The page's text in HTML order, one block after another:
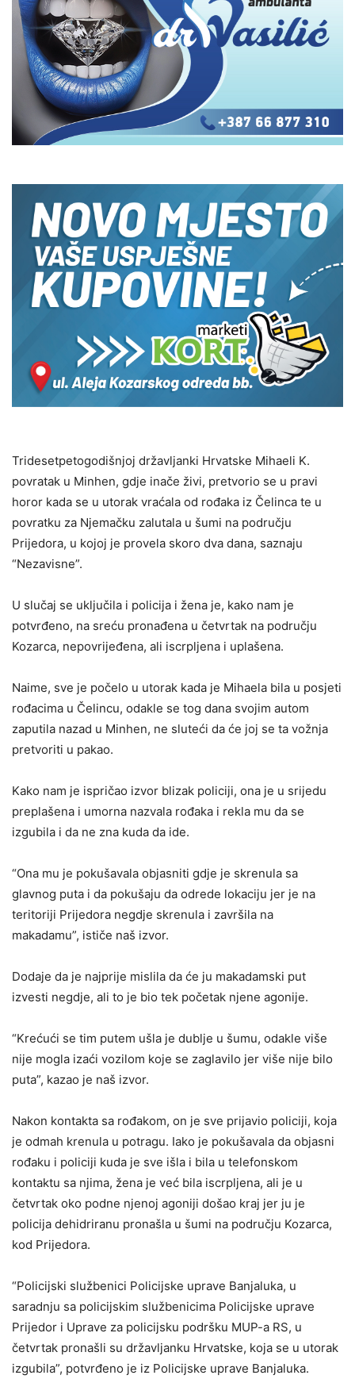
Tridesetpetogodišnjoj državljanki Hrvatske Mihaeli K.
povratak u Minhen, gdje inače živi, pretvorio se u pravi
horor kada se u utorak vraćala od rođaka iz Čelinca te u
povratku za Njemačku zalutala u šumi na području
Prijedora, u kojoj je provela skoro dva dana, saznaju
“Nezavisne”.
U slučaj se uključila i policija i žena je, kako nam je
potvrđeno, na sreću pronađena u četvrtak na području
Kozarca, nepovrijeđena, ali iscrpljena i uplašena.
Naime, sve je počelo u utorak kada je Mihaela bila u posjeti
rođacima u Čelincu, odakle se tog dana svojim autom
zaputila nazad u Minhen, ne sluteći da će joj se ta vožnja
pretvoriti u pakao.
Kako nam je ispričao izvor blizak policiji, ona je u srijedu
preplašena i umorna nazvala rođaka i rekla mu da se
izgubila i da ne zna kuda da ide.
“Ona mu je pokušavala objasniti gdje je skrenula sa
glavnog puta i da pokušaju da odrede lokaciju jer je na
teritoriji Prijedora negdje skrenula i završila na
makadamu”, ističe naš izvor.
Dodaje da je najprije mislila da će ju makadamski put
izvesti negdje, ali to je bio tek početak njene agonije.
“Krećući se tim putem ušla je dublje u šumu, odakle više
nije mogla izaći vozilom koje se zaglavilo jer više nije bilo
puta”, kazao je naš izvor.
Nakon kontakta sa rođakom, on je sve prijavio policiji, koja
je odmah krenula u potragu. Iako je pokušavala da objasni
rođaku i policiji kuda je sve išla i bila u telefonskom
kontaktu sa njima, žena je već bila iscrpljena, ali je u
četvrtak oko podne njenoj agoniji došao kraj jer ju je
policija dehidriranu pronašla u šumi na području Kozarca,
kod Prijedora.
“Policijski službenici Policijske uprave Banjaluka, u
saradnju sa policijskim službenicima Policijske uprave
Prijedor i Uprave za policijsku podršku MUP-a RS, u
četvrtak pronašli su državljanku Hrvatske, koja se u utorak
izgubila”, potvrđeno je iz Policijske uprave Banjaluka.